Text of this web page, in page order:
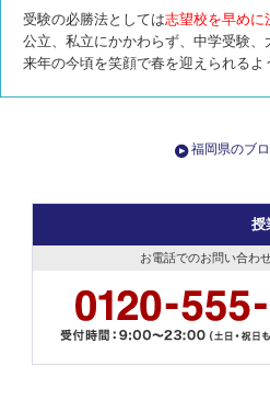
受験の必勝法としては志望校を早めに
公立、私立にかかわらず、中学受験、
来年の今頃を笑顔で春を迎えられる
福岡県のブ
授
お電話でのお問い合わ